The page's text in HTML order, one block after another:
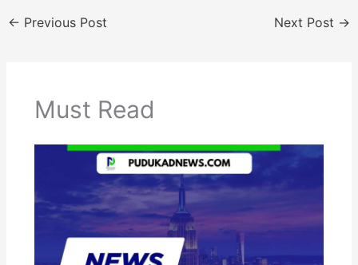
← Previous Post Next Post →
Must Read